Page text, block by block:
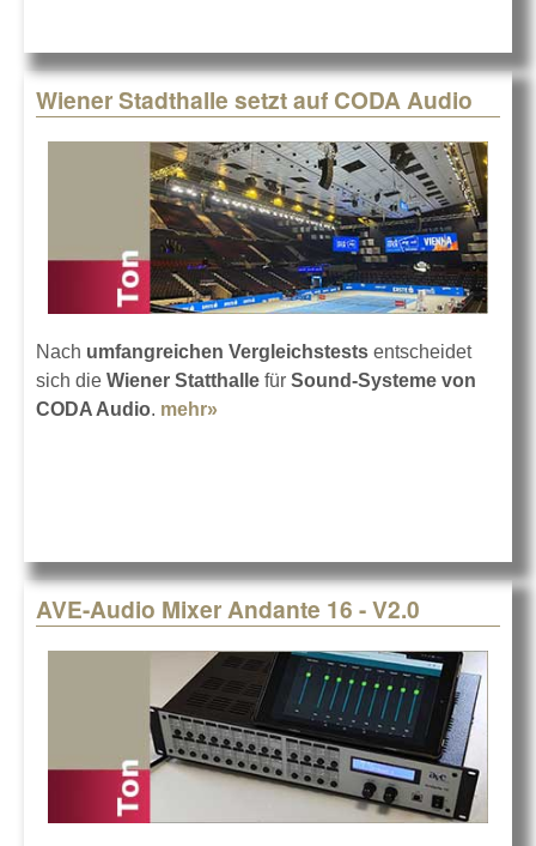
Wiener Stadthalle setzt auf CODA Audio
Nach umfangreichen Vergleichstests entscheidet
sich die Wiener Statthalle für Sound-Systeme von
CODA Audio. mehr»
AVE-Audio Mixer Andante 16 - V2.0